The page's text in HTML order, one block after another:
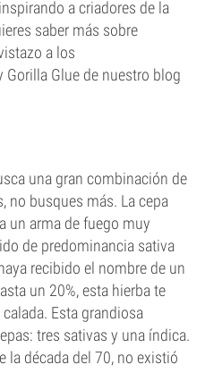
a criadores de la
saber más sobre
a los
Gorilla Glue de nuestro blog
una gran combinación de
no busques más. La cepa
un arma de fuego muy
de predominancia sativa
recibido el nombre de un
un 20%, esta hierba te
Esta grandiosa
tres sativas y una índica.
la década del 70, no existió